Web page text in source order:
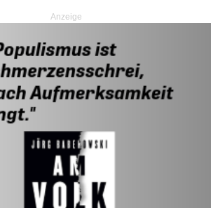
Anzeige